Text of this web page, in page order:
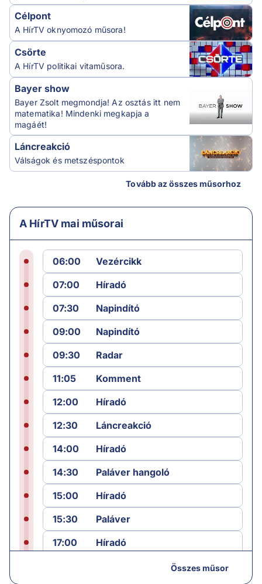
Célpont
A HírTV oknyomozó műsora!
Csörte
A HírTV politikai vitaműsora.
Bayer show
Bayer Zsolt megmondja! Az osztás itt nem
matematika! Mindenki megkapja a
magáét!
Láncreakció
Válságok és metszéspontok
Tovább az összes műsorhoz
A HírTV mai műsorai
06:00
Vezércikk
07:00
Híradó
07:30
Napindító
09:00
Napindító
09:30
Radar
11:05
Komment
12:00
Híradó
12:30
Láncreakció
14:00
Híradó
14:30
Paláver hangoló
15:00
Híradó
15:30
Paláver
17:00
Híradó
Összes műsor